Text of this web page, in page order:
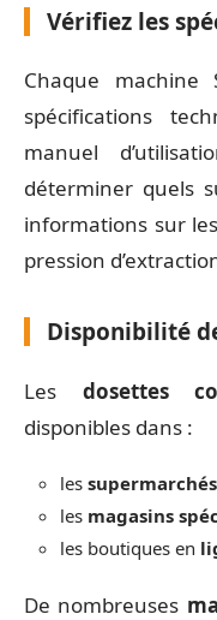
Vérifiez les
Chaque machine
spécifications
manuel
déterminer quels
informations sur
pression
Disponibilité
Les dosettes
disponibles dans :
les supermarchés
les magasins
les boutiques en
De nombreuses